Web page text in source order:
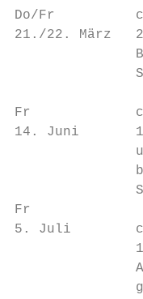
Do/Fr
21./22. März
Fr
14. Juni       1-
Fr
5. Juli